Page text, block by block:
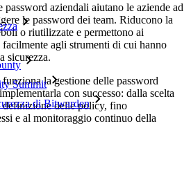
Summit
di Bitwarden
aziendali aiutano le aziende ad
le password dei team. Riducono la
o riutilizzate e permettono ai
agli strumenti di cui hanno
sicurezza.
la gestione delle password
con successo: dalla scelta
definizione delle policy, fino
e al monitoraggio continuo della